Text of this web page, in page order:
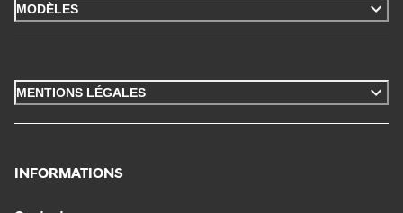
MODÈLES
MENTIONS LÉGALES
INFORMATIONS